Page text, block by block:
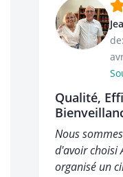
Qualité,
Nous
d'avoir choisi
organisé un